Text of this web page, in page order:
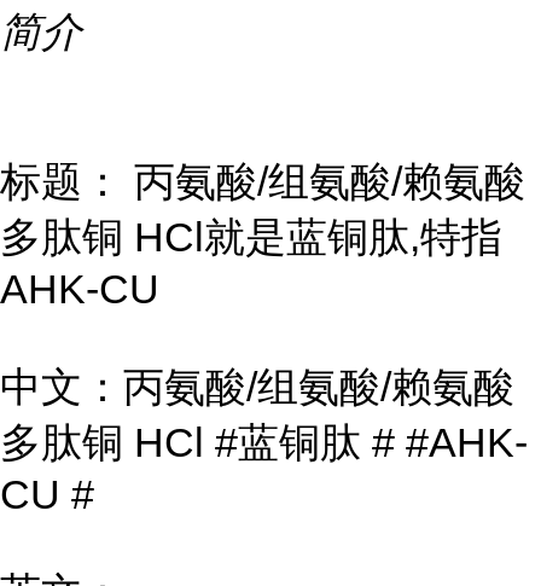
简介
标题： 丙氨酸/组氨酸/赖氨酸
多肽铜 HCl就是蓝铜肽,特指
AHK-CU
中文：丙氨酸/组氨酸/赖氨酸
多肽铜 HCl #蓝铜肽 # #AHK-
CU #